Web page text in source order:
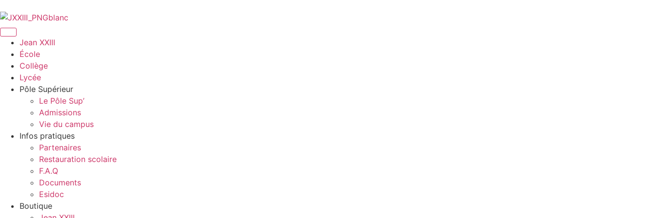
Jean XXIII
École
Collège
Lycée
Pôle Supérieur
Le Pôle Sup’
Admissions
Vie du campus
Infos pratiques
Partenaires
Restauration scolaire
F.A.Q
Documents
Esidoc
Boutique